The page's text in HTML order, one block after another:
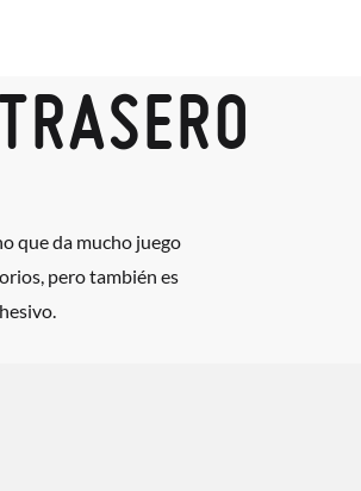
que da mucho juego
pero también es